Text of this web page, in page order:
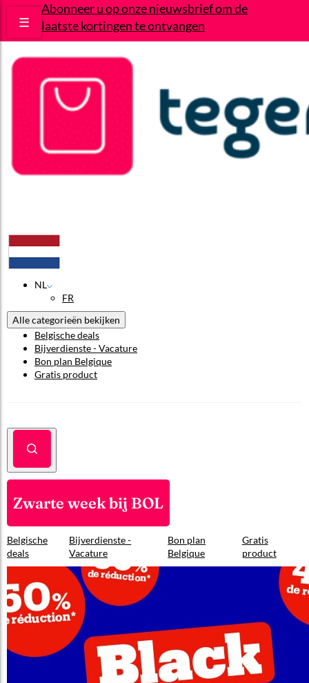
Abonneer u op onze nieuwsbrief om de
laatste kortingen te ontvangen
☰
NL
FR
Alle categorieën bekijken
Belgische deals
Bijverdienste - Vacature
Bon plan Belgique
Gratis product
Zwarte week bij BOL
Belgische
deals
Bijverdienste -
Vacature
Bon plan
Belgique
Gratis
product